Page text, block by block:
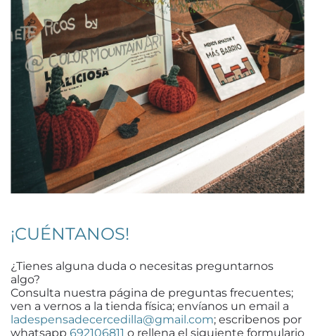
¡CUÉNTANOS!
¿Tienes alguna duda o necesitas preguntarnos
algo?
Consulta nuestra página de preguntas frecuentes;
ven a vernos a la tienda física; envíanos un email a
ladespensadecercedilla@gmail.com; escribenos por
whatsapp 692106811 o rellena el siguiente formulario